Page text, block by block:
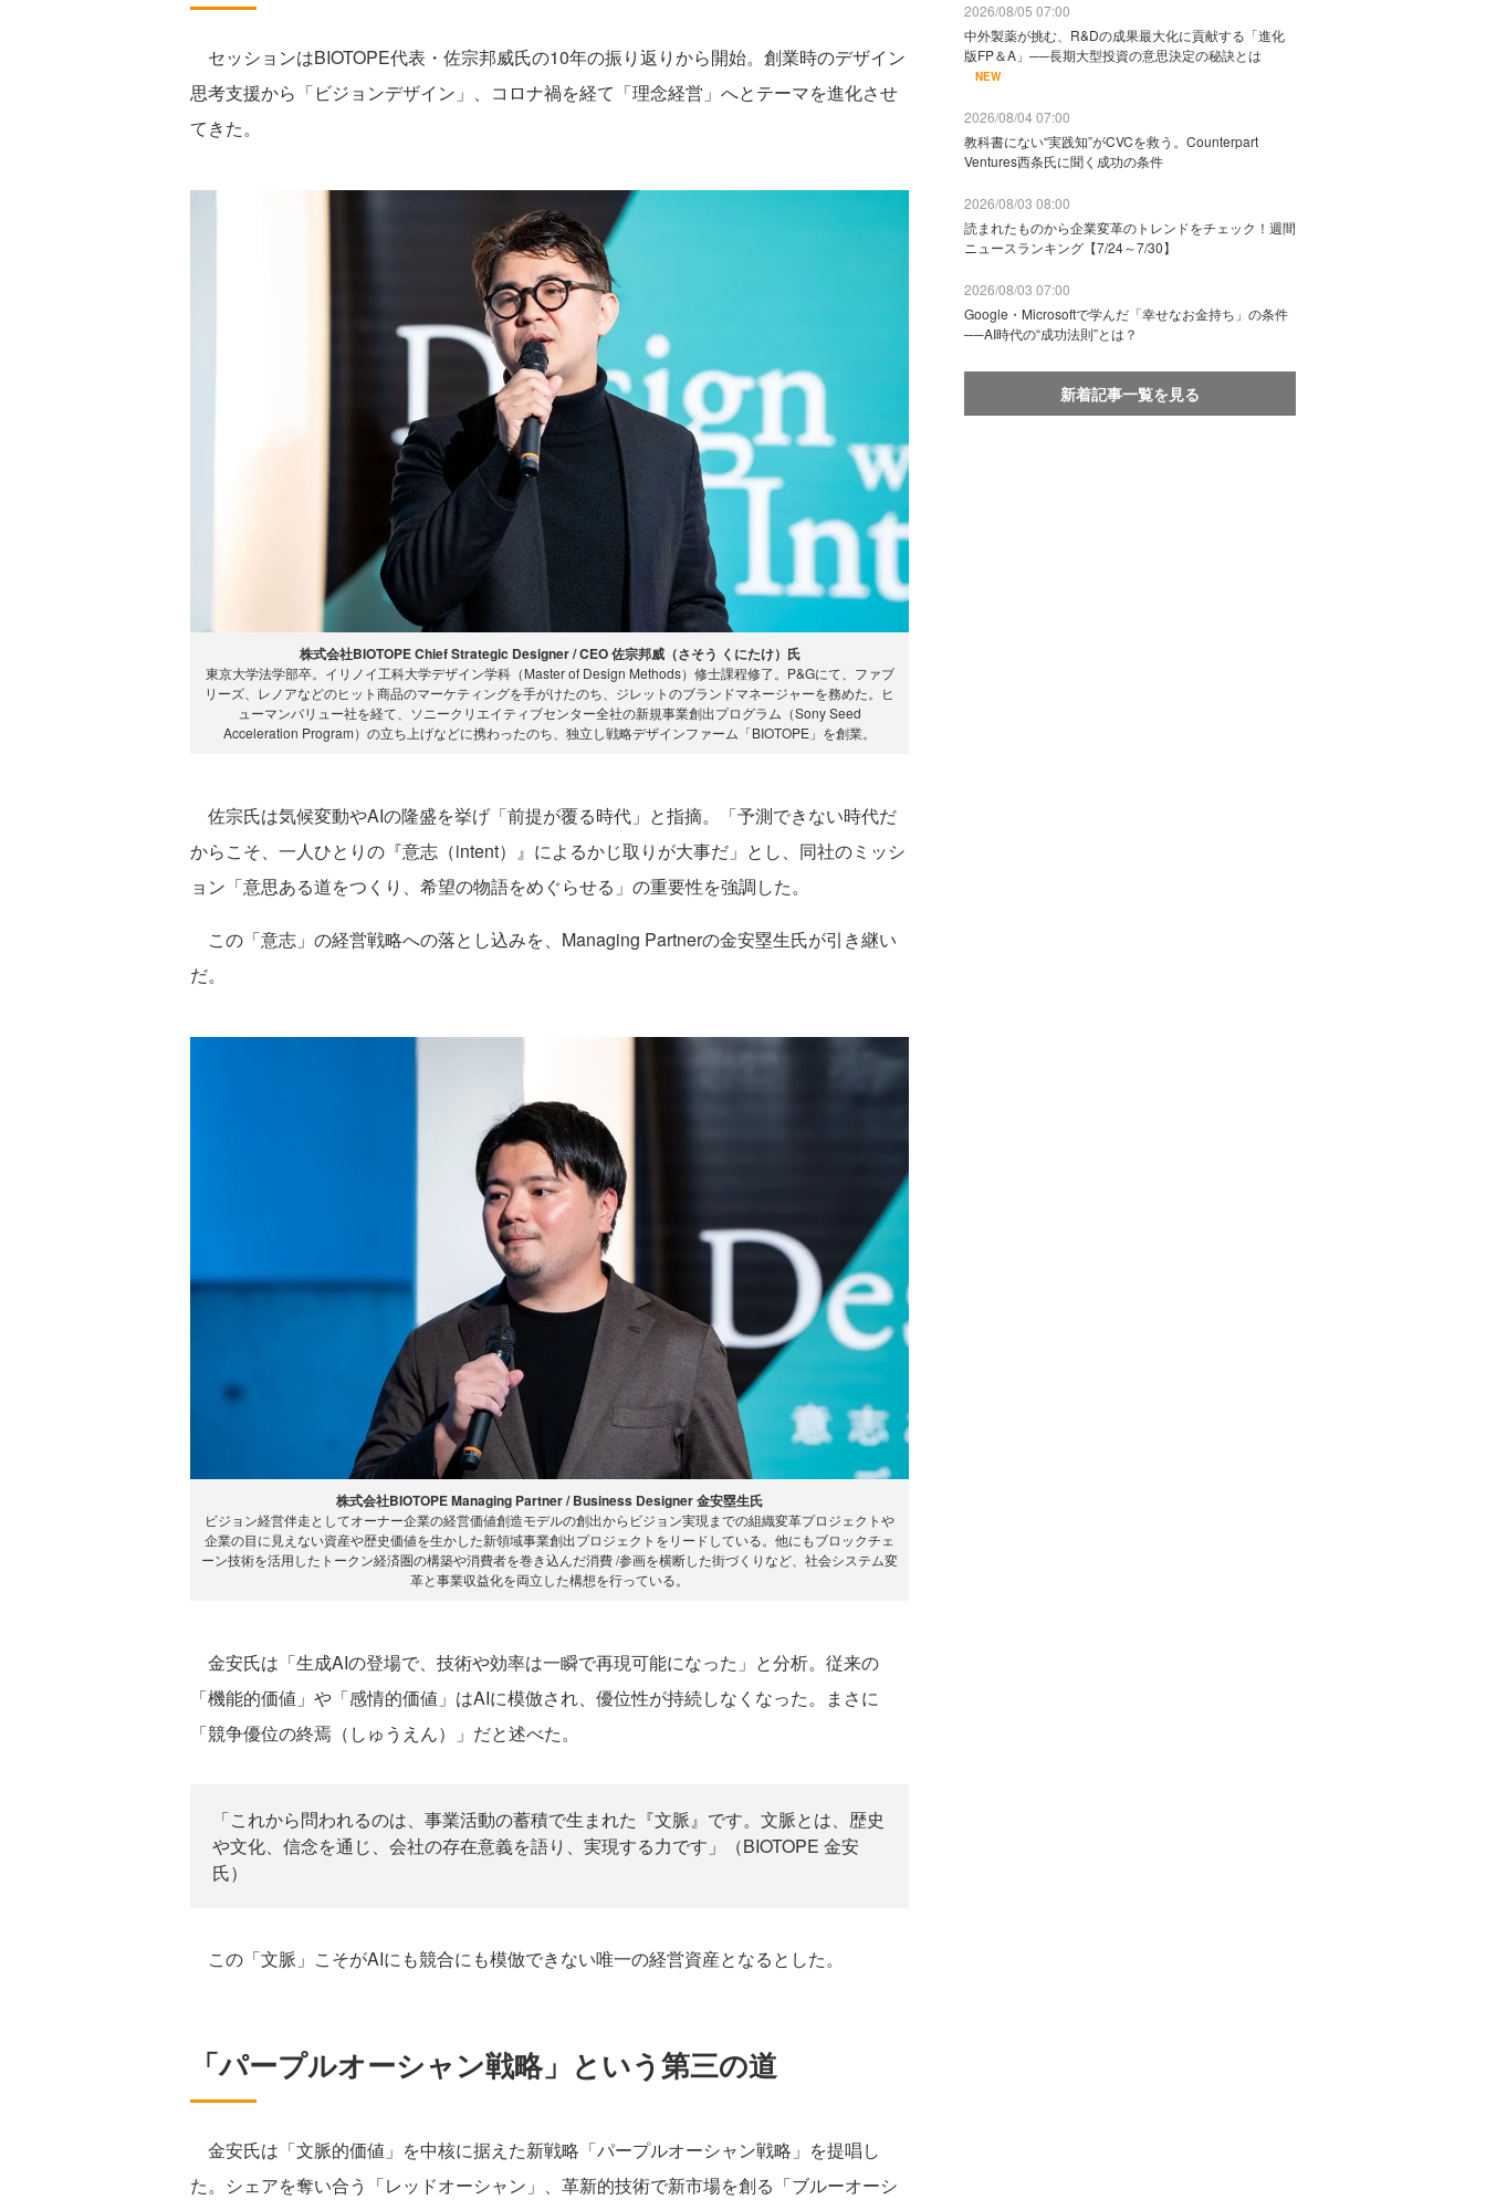
セッションはBIOTOPE代表・佐宗邦威氏の10年の振り返りから開始。創業時のデザイン
思考支援から「ビジョンデザイン」、コロナ禍を経て「理念経営」へとテーマを進化させ
てきた。
株式会社BIOTOPE Chief Strategic Designer / CEO 佐宗邦威（さそう くにたけ）氏
東京大学法学部卒。イリノイ工科大学デザイン学科（Master of Design Methods）修士課程修了。P&Gにて、ファブ
リーズ、レノアなどのヒット商品のマーケティングを手がけたのち、ジレットのブランドマネージャーを務めた。ヒ
ューマンバリュー社を経て、ソニークリエイティブセンター全社の新規事業創出プログラム（Sony Seed
Acceleration Program）の立ち上げなどに携わったのち、独立し戦略デザインファーム「BIOTOPE」を創業。
佐宗氏は気候変動やAIの隆盛を挙げ「前提が覆る時代」と指摘。「予測できない時代だ
からこそ、一人ひとりの『意志（intent）』によるかじ取りが大事だ」とし、同社のミッシ
ョン「意思ある道をつくり、希望の物語をめぐらせる」の重要性を強調した。
この「意志」の経営戦略への落とし込みを、Managing Partnerの金安塁生氏が引き継い
だ。
株式会社BIOTOPE Managing Partner / Business Designer 金安塁生氏
ビジョン経営伴走としてオーナー企業の経営価値創造モデルの創出からビジョン実現までの組織変革プロジェクトや
企業の目に見えない資産や歴史価値を生かした新領域事業創出プロジェクトをリードしている。他にもブロックチェ
ーン技術を活用したトークン経済圏の構築や消費者を巻き込んだ消費 /参画を横断した街づくりなど、社会システム変
革と事業収益化を両立した構想を行っている。
金安氏は「生成AIの登場で、技術や効率は一瞬で再現可能になった」と分析。従来の
「機能的価値」や「感情的価値」はAIに模倣され、優位性が持続しなくなった。まさに
「競争優位の終焉（しゅうえん）」だと述べた。
「これから問われるのは、事業活動の蓄積で生まれた『文脈』です。文脈とは、歴史
や文化、信念を通じ、会社の存在意義を語り、実現する力です」（BIOTOPE 金安
氏）
この「文脈」こそがAIにも競合にも模倣できない唯一の経営資産となるとした。
「パープルオーシャン戦略」という第三の道
金安氏は「文脈的価値」を中核に据えた新戦略「パープルオーシャン戦略」を提唱し
た。シェアを奪い合う「レッドオーシャン」、革新的技術で新市場を創る「ブルーオーシ
2026/08/05 07:00
中外製薬が挑む、R&Dの成果最大化に貢献する「進化
版FP＆A」──長期大型投資の意思決定の秘訣とは
NEW
2026/08/04 07:00
教科書にない“実践知”がCVCを救う。Counterpart
Ventures西条氏に聞く成功の条件
2026/08/03 08:00
読まれたものから企業変革のトレンドをチェック！週間
ニュースランキング【7/24～7/30】
2026/08/03 07:00
Google・Microsoftで学んだ「幸せなお金持ち」の条件
──AI時代の“成功法則”とは？
新着記事一覧を見る